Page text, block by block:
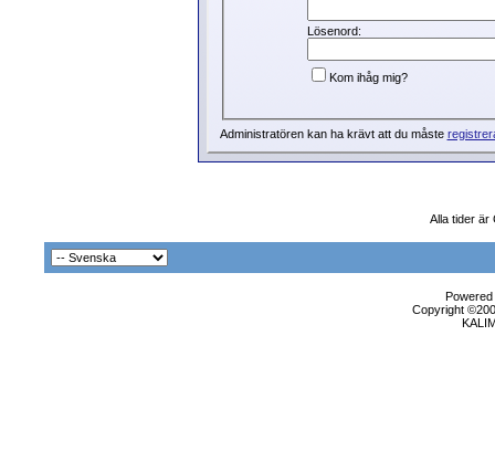
Lösenord:
Kom ihåg mig?
Administratören kan ha krävt att du måste
Alla tider är
Copyright